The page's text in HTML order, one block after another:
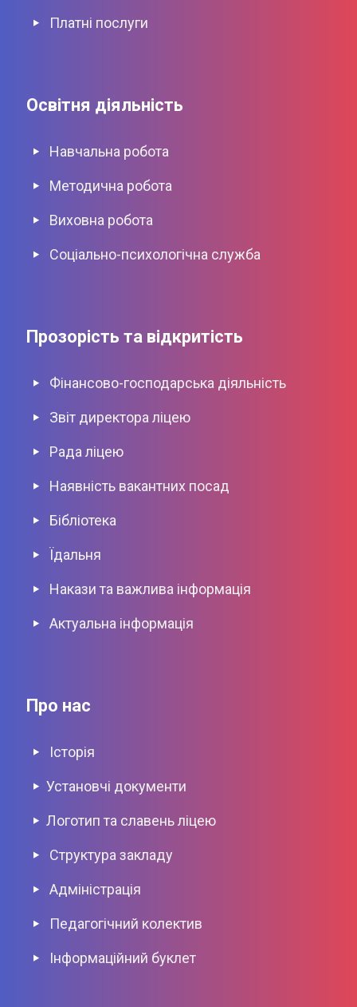
Платні послуги
Освітня діяльність
Навчальна робота
Методична робота
Виховна роботa
Соціально-психологічна служба
Прозорість та відкритість
Фінансово-господарська діяльність
Звіт директора ліцею
Рада ліцею
Наявніcть вакантних посад
Бібліотека
Їдальня
Накази та важлива інформація
Актуальна інформація
Про нас
Історія
Установчі документи
Логотип та славень ліцею
Структура закладу
Адміністрація
Педагогічний колектив
Інформаційний буклет